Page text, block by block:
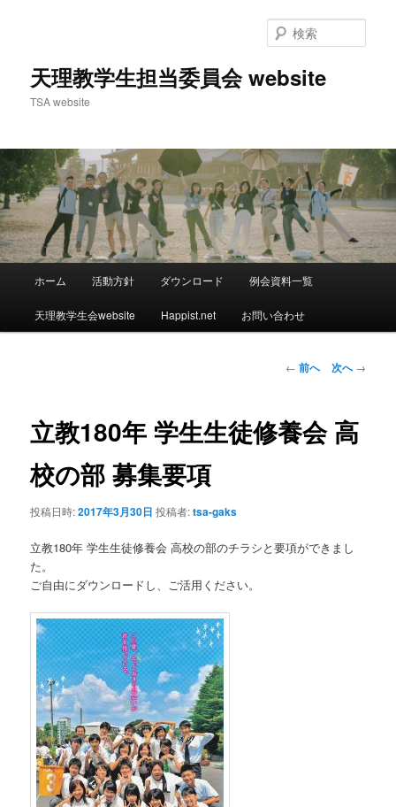
天理教学生担当委員会 website
TSA website
索
メ
メ
イ
ン
テ
ン
ツ
へ
移
動
ホーム 活動方針 ダウンロード 例会資料一覧
天理教学生会website Happist.net お問い合わせ
投
ビ
ゲ
← 前へ 次へ→
立教180年 学生生徒修養会 高
校の部 募集要項
投稿日時:2017年3月30日 投稿者:tsa-gaks
立教180年 学生生徒修養会 高校の部のチラシと要項ができまし
た。
ご自由にダウンロードし、ご活用ください。